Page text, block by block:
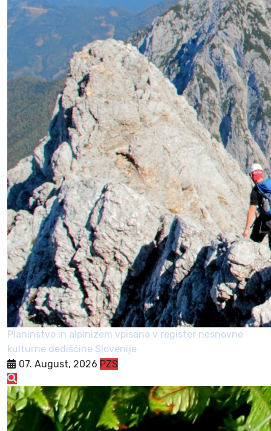
Planinstvo in alpinizem vpisana v register nesnovne
kulturne dediščine Slovenije
07. August, 2026 PZS